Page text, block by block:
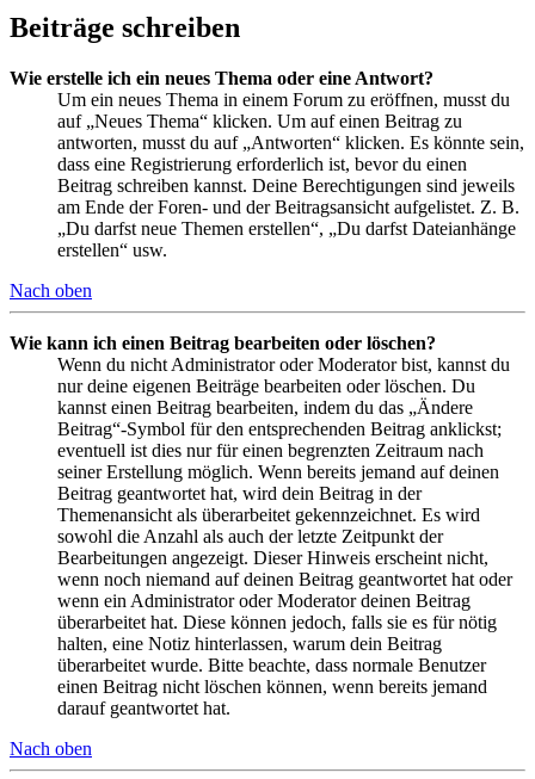
Beiträge schreiben
Wie erstelle ich ein neues Thema oder eine Antwort?
Um ein neues Thema in einem Forum zu eröffnen, musst du
auf „Neues Thema“ klicken. Um auf einen Beitrag zu
antworten, musst du auf „Antworten“ klicken. Es könnte sein,
dass eine Registrierung erforderlich ist, bevor du einen
Beitrag schreiben kannst. Deine Berechtigungen sind jeweils
am Ende der Foren- und der Beitragsansicht aufgelistet. Z. B.
„Du darfst neue Themen erstellen“, „Du darfst Dateianhänge
erstellen“ usw.
Nach oben
Wie kann ich einen Beitrag bearbeiten oder löschen?
Wenn du nicht Administrator oder Moderator bist, kannst du
nur deine eigenen Beiträge bearbeiten oder löschen. Du
kannst einen Beitrag bearbeiten, indem du das „Ändere
Beitrag“-Symbol für den entsprechenden Beitrag anklickst;
eventuell ist dies nur für einen begrenzten Zeitraum nach
seiner Erstellung möglich. Wenn bereits jemand auf deinen
Beitrag geantwortet hat, wird dein Beitrag in der
Themenansicht als überarbeitet gekennzeichnet. Es wird
sowohl die Anzahl als auch der letzte Zeitpunkt der
Bearbeitungen angezeigt. Dieser Hinweis erscheint nicht,
wenn noch niemand auf deinen Beitrag geantwortet hat oder
wenn ein Administrator oder Moderator deinen Beitrag
überarbeitet hat. Diese können jedoch, falls sie es für nötig
halten, eine Notiz hinterlassen, warum dein Beitrag
überarbeitet wurde. Bitte beachte, dass normale Benutzer
einen Beitrag nicht löschen können, wenn bereits jemand
darauf geantwortet hat.
Nach oben